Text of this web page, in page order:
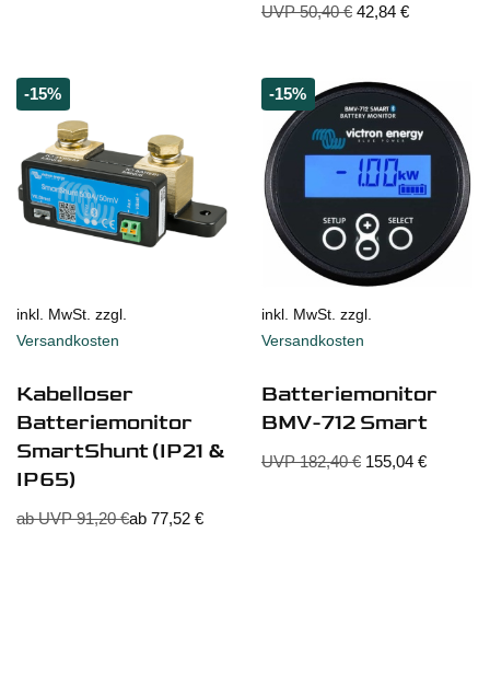
UVP50,40€ 42,84 €
-15%
inkl. MwSt. zzgl.
Versandkosten
Kabelloser
Batteriemonitor
SmartShunt (IP21 &
IP65)
ab UVP91,20€ab 77,52 €
-15%
inkl. MwSt. zzgl.
Versandkosten
Batteriemonitor
BMV-712 Smart
UVP182,40€ 155,04 €